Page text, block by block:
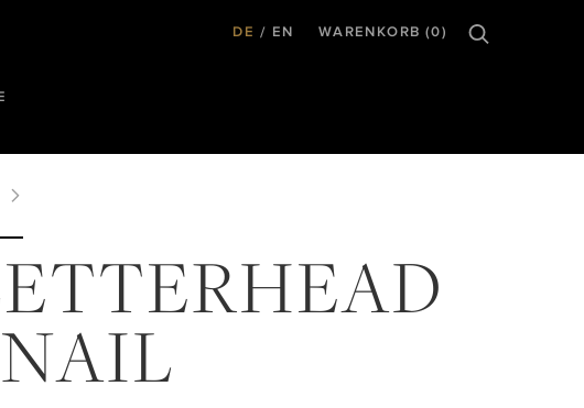
DE EN WARENKORB (0)